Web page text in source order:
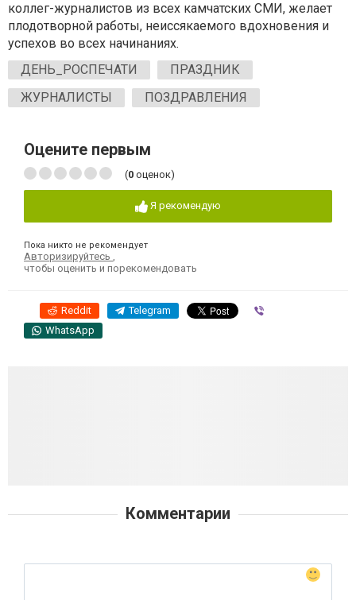
коллег-журналистов из всех камчатских СМИ, желает
плодотворной работы, неиссякаемого вдохновения и
успехов во всех начинаниях.
ДЕНЬ_РОСПЕЧАТИ
ПРАЗДНИК
ЖУРНАЛИСТЫ
ПОЗДРАВЛЕНИЯ
Оцените первым
(0 оценок)
Я рекомендую
Пока никто не рекомендует
Авторизируйтесь
чтобы оценить и порекомендовать
Reddit Telegram
WhatsApp
Комментарии